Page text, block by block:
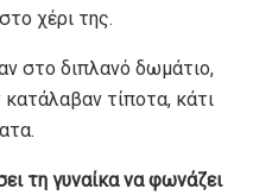
χέρι της.
στο διπλανό δωμάτιο,
τίποτα, κάτι
τη γυναίκα να φωνάζει